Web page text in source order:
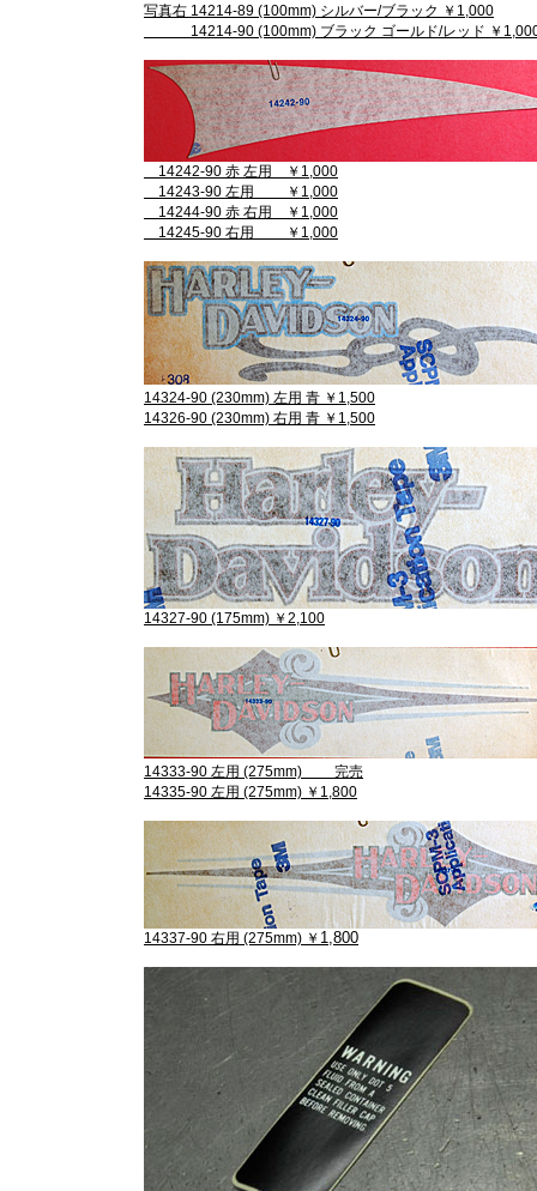
写真右 14214-89 (100mm) シルバー/ブラック ￥1,000
14214-90 (100mm) ブラック ゴールド/レッド ￥
14242-90 赤 左用 ￥1,000
14243-90 左用 ￥1,000
14244-90 赤 右用 ￥1,000
14245-90 右用 ￥1,000
14324-90 (230mm) 左用 青 ￥1,500
14326-90 (230mm) 右用 青 ￥1,500
14327-90 (175mm) ￥2,100
14333-90 左用 (275mm) 完売
14335-90 左用 (275mm) ￥1,800
14337-90 右用 (275mm) ￥ 1,800